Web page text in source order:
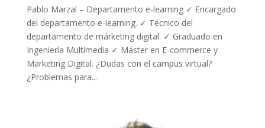
Pablo Marzal – Departamento e-learning ✓ Encargado
del departamento e-learning. ✓ Técnico del
departamento de márketing digital. ✓ Graduado en
Ingeniería Multimedia ✓ Máster en E-commerce y
Marketing Digital. ¿Dudas con el campus virtual?
¿Problemas para...